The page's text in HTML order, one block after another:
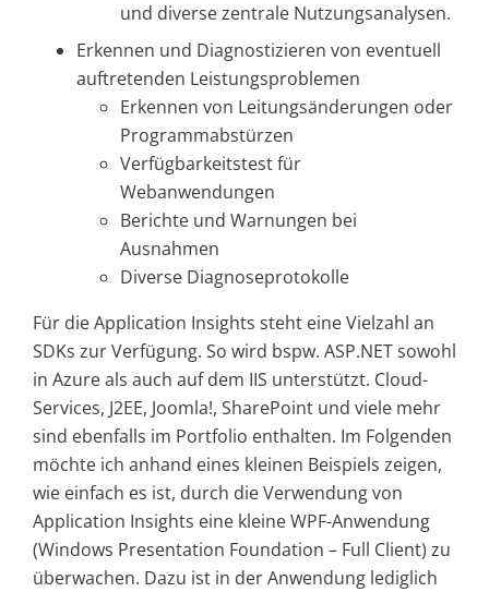
und diverse zentrale Nutzungsanalysen.
Erkennen und Diagnostizieren von eventuell
auftretenden Leistungsproblemen
Erkennen von Leitungsänderungen oder
Programmabstürzen
Verfügbarkeitstest für
Webanwendungen
Berichte und Warnungen bei
Ausnahmen
Diverse Diagnoseprotokolle
Für die Application Insights steht eine Vielzahl an
SDKs zur Verfügung. So wird bspw. ASP.NET sowohl
in Azure als auch auf dem IIS unterstützt. Cloud-
Services, J2EE, Joomla!, SharePoint und viele mehr
sind ebenfalls im Portfolio enthalten. Im Folgenden
möchte ich anhand eines kleinen Beispiels zeigen,
wie einfach es ist, durch die Verwendung von
Application Insights eine kleine WPF-Anwendung
(Windows Presentation Foundation – Full Client) zu
überwachen. Dazu ist in der Anwendung lediglich